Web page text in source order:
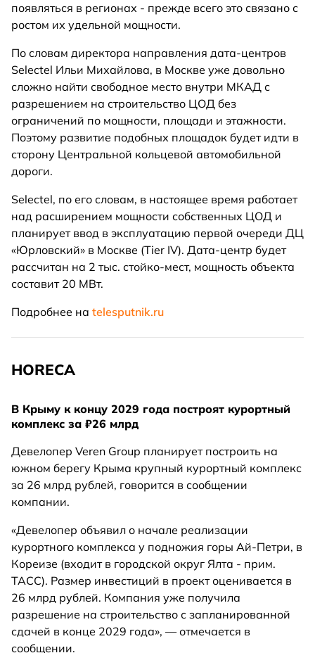
появляться в регионах - прежде всего это связано с
ростом их удельной мощности.
По словам директора направления дата-центров
Selectel Ильи Михайлова, в Москве уже довольно
сложно найти свободное место внутри МКАД с
разрешением на строительство ЦОД без
ограничений по мощности, площади и этажности.
Поэтому развитие подобных площадок будет идти в
сторону Центральной кольцевой автомобильной
дороги.
Selectel, по его словам, в настоящее время работает
над расширением мощности собственных ЦОД и
планирует ввод в эксплуатацию первой очереди ДЦ
«Юрловский» в Москве (Tier IV). Дата-центр будет
рассчитан на 2 тыс. стойко-мест, мощность объекта
составит 20 МВт.
Подробнее на telesputnik.ru
HORECA
В Крыму к концу 2029 года построят курортный
комплекс за ₽26 млрд
Девелопер Veren Group планирует построить на
южном берегу Крыма крупный курортный комплекс
за 26 млрд рублей, говорится в сообщении
компании.
«Девелопер объявил о начале реализации
курортного комплекса у подножия горы Ай-Петри, в
Кореизе (входит в городской округ Ялта - прим.
ТАСС). Размер инвестиций в проект оценивается в
26 млрд рублей. Компания уже получила
разрешение на строительство с запланированной
сдачей в конце 2029 года», — отмечается в
сообщении.